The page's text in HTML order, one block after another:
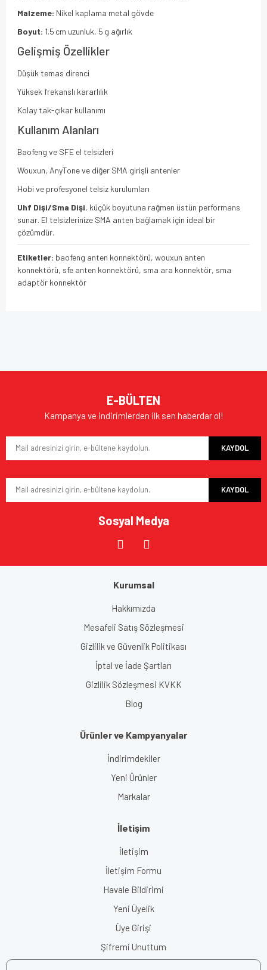
Malzeme: Nikel kaplama metal gövde
Boyut: 1.5 cm uzunluk, 5 g ağırlık
Gelişmiş Özellikler
Düşük temas direnci
Yüksek frekanslı kararlılık
Kolay tak-çıkar kullanımı
Kullanım Alanları
Baofeng ve SFE el telsizleri
Wouxun, AnyTone ve diğer SMA girişli antenler
Hobi ve profesyonel telsiz kurulumları
Uhf Dişi/Sma Dişi, küçük boyutuna rağmen üstün performans
sunar. El telsizlerinize SMA anten bağlamak için ideal bir
çözümdür.
Etiketler: baofeng anten konnektörü, wouxun anten
konnektörü, sfe anten konnektörü, sma ara konnektör, sma
adaptör konnektör
Ürün resmi kalitesiz, bozuk veya görüntülenemiyor.
Ürün açıklamasında eksik bilgiler bulunuyor.
Ürün fiyatı diğer sitelerden daha pahalı.
Gönder
E-BÜLTEN
Kampanya ve indirimlerden ilk sen haberdar ol!
KAYDOL
KAYDOL
Sosyal Medya
Kurumsal
Hakkımızda
Mesafeli Satış Sözleşmesi
Gizlilik ve Güvenlik Politikası
İptal ve İade Şartları
Gizlilik Sözleşmesi KVKK
Blog
Ürünler ve Kampyanyalar
İndirimdekiler
Yeni Ürünler
Markalar
İletişim
İletişim
İletişim Formu
Havale Bildirimi
Yeni Üyelik
Üye Girişi
Şifremi Unuttum